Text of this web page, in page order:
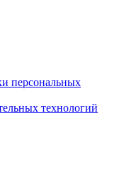
персональных
технологий